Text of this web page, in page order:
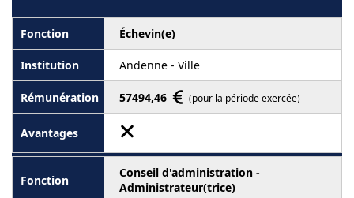
Échevin(e)
Andenne - Ville
57494,46 (pour la période exercée)
Conseil d'administration -
Administrateur(trice)